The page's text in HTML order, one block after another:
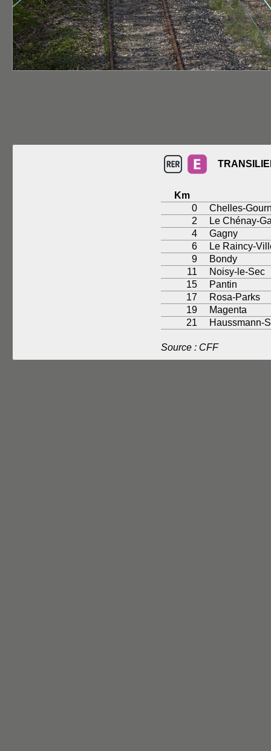
Km
0
Chelles-
2
Le Chénay-
4
Gagny
6
Le Raincy-
9
Bondy
11
Noisy-le-Sec
15
Pantin
17
Rosa-Parks
19
Magenta
21
Haussmann-
Source : CFF